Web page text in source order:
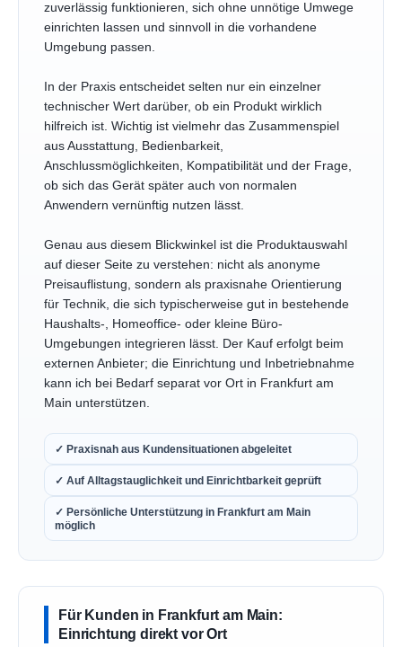
zuverlässig funktionieren, sich ohne unnötige Umwege
einrichten lassen und sinnvoll in die vorhandene
Umgebung passen.
In der Praxis entscheidet selten nur ein einzelner
technischer Wert darüber, ob ein Produkt wirklich
hilfreich ist. Wichtig ist vielmehr das Zusammenspiel
aus Ausstattung, Bedienbarkeit,
Anschlussmöglichkeiten, Kompatibilität und der Frage,
ob sich das Gerät später auch von normalen
Anwendern vernünftig nutzen lässt.
Genau aus diesem Blickwinkel ist die Produktauswahl
auf dieser Seite zu verstehen: nicht als anonyme
Preisauflistung, sondern als praxisnahe Orientierung
für Technik, die sich typischerweise gut in bestehende
Haushalts-, Homeoffice- oder kleine Büro-
Umgebungen integrieren lässt. Der Kauf erfolgt beim
externen Anbieter; die Einrichtung und Inbetriebnahme
kann ich bei Bedarf separat vor Ort in Frankfurt am
Main unterstützen.
✓ Praxisnah aus Kundensituationen abgeleitet
✓ Auf Alltagstauglichkeit und Einrichtbarkeit geprüft
✓ Persönliche Unterstützung in Frankfurt am Main
möglich
Für Kunden in Frankfurt am Main:
Einrichtung direkt vor Ort